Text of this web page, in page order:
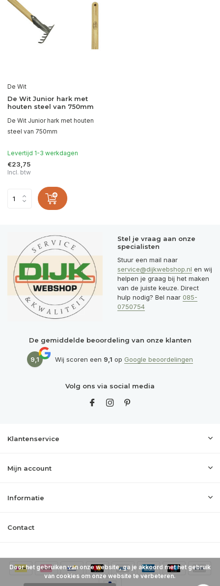
De Wit
De Wit Junior hark met
houten steel van 750mm
De Wit Junior hark met houten
steel van 750mm
Levertijd 1-3 werkdagen
€23,75
Incl. btw
Stel je vraag aan onze
specialisten
Stuur een mail naar
service@dijkwebshop.nl en wij
helpen je graag bij het maken
van de juiste keuze. Direct
hulp nodig? Bel naar 085-
0750754
De gemiddelde beoordeling van onze klanten
9,1 Wij scoren een 9,1 op Google beoordelingen
Volg ons via social media
Klantenservice
Mijn account
Informatie
Contact
Door het gebruiken van onze website, ga je akkoord met het gebruik
van cookies om onze website te verbeteren.